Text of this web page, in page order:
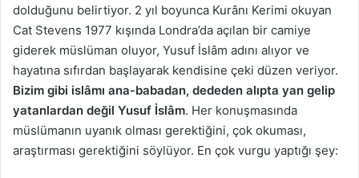
dolduğunu belirtiyor. 2 yıl boyunca Kurânı Kerimi okuyan
Cat Stevens 1977 kışında Londra’da açılan bir camiye
giderek müslüman oluyor, Yusuf İslâm adını alıyor ve
hayatına sıfırdan başlayarak kendisine çeki düzen veriyor.
Bizim gibi islâmı ana-babadan, dededen alıpta yan gelip
yatanlardan değil Yusuf İslâm. Her konuşmasında
müslümanın uyanık olması gerektiğini, çok okuması,
araştırması gerektiğini söylüyor. En çok vurgu yaptığı şey: